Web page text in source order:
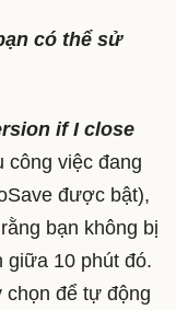
có thể sử
if I close
công việc đang
được bật),
bạn không bị
giữa 10 phút đó.
chọn để tự động